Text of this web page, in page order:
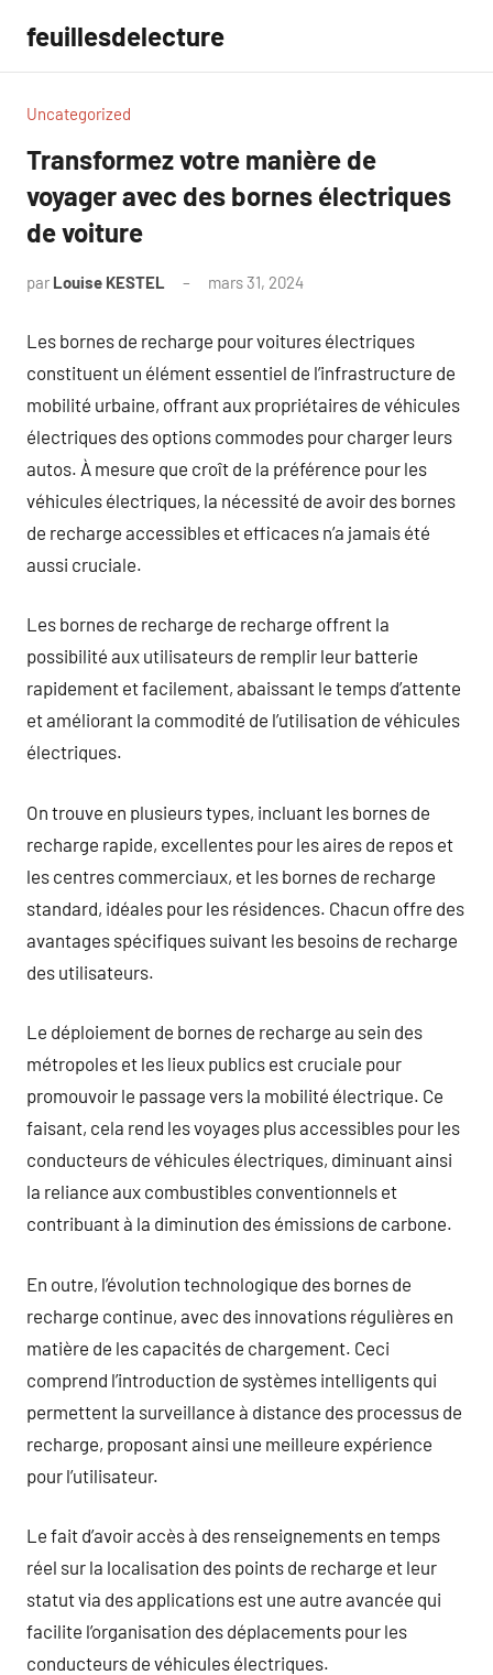
contenu
feuillesdelecture
Uncategorized
Transformez votre manière de
voyager avec des bornes électriques
de voiture
par Louise KESTEL mars 31, 2024
Les bornes de recharge pour voitures électriques
constituent un élément essentiel de l’infrastructure de
mobilité urbaine, offrant aux propriétaires de véhicules
électriques des options commodes pour charger leurs
autos. À mesure que croît de la préférence pour les
véhicules électriques, la nécessité de avoir des bornes
de recharge accessibles et efficaces n’a jamais été
aussi cruciale.
Les bornes de recharge de recharge offrent la
possibilité aux utilisateurs de remplir leur batterie
rapidement et facilement, abaissant le temps d’attente
et améliorant la commodité de l’utilisation de véhicules
électriques.
On trouve en plusieurs types, incluant les bornes de
recharge rapide, excellentes pour les aires de repos et
les centres commerciaux, et les bornes de recharge
standard, idéales pour les résidences. Chacun offre des
avantages spécifiques suivant les besoins de recharge
des utilisateurs.
Le déploiement de bornes de recharge au sein des
métropoles et les lieux publics est cruciale pour
promouvoir le passage vers la mobilité électrique. Ce
faisant, cela rend les voyages plus accessibles pour les
conducteurs de véhicules électriques, diminuant ainsi
la reliance aux combustibles conventionnels et
contribuant à la diminution des émissions de carbone.
En outre, l’évolution technologique des bornes de
recharge continue, avec des innovations régulières en
matière de les capacités de chargement. Ceci
comprend l’introduction de systèmes intelligents qui
permettent la surveillance à distance des processus de
recharge, proposant ainsi une meilleure expérience
pour l’utilisateur.
Le fait d’avoir accès à des renseignements en temps
réel sur la localisation des points de recharge et leur
statut via des applications est une autre avancée qui
facilite l’organisation des déplacements pour les
conducteurs de véhicules électriques.